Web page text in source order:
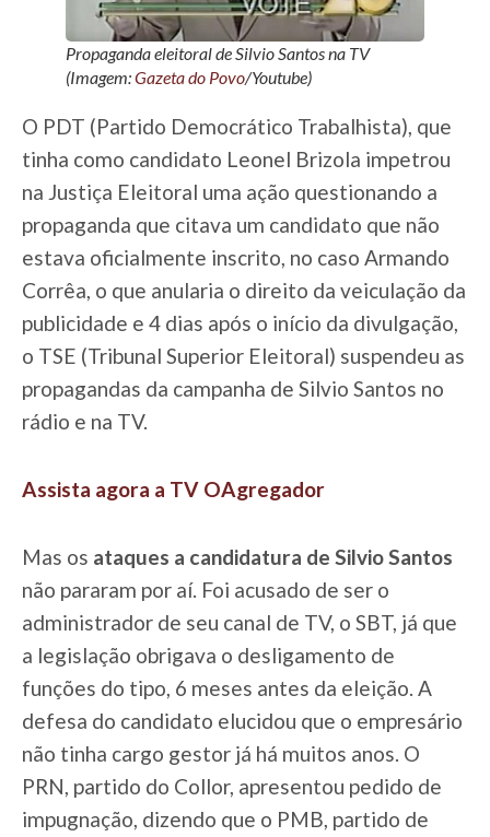
Propaganda eleitoral de Silvio Santos na TV
(Imagem:Gazeta do Povo/Youtube)
O PDT (Partido Democrático Trabalhista), que
tinha como candidato Leonel Brizola impetrou
na Justiça Eleitoral uma ação questionando a
propaganda que citava um candidato que não
estava oficialmente inscrito, no caso Armando
Corrêa, o que anularia o direito da veiculação da
publicidade e 4 dias após o início da divulgação,
o TSE (Tribunal Superior Eleitoral) suspendeu as
propagandas da campanha de Silvio Santos no
rádio e na TV.
Assista agora a TV OAgregador
Mas os ataques a candidatura de Silvio Santos
não pararam por aí. Foi acusado de ser o
administrador de seu canal de TV, o SBT, já que
a legislação obrigava o desligamento de
funções do tipo, 6 meses antes da eleição. A
defesa do candidato elucidou que o empresário
não tinha cargo gestor já há muitos anos. O
PRN, partido do Collor, apresentou pedido de
impugnação, dizendo que o PMB, partido de